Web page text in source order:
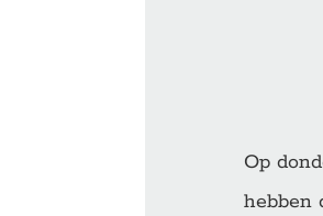
Op
hebben